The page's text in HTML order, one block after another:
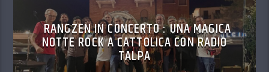
RANGZEN IN CONCERTO : UNA MAGICA
NOTTE ROCK A CATTOLICA CON RADIO
TALPA